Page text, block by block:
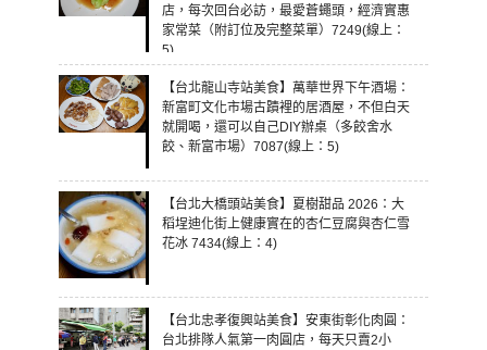
店，每次回台必訪，最愛蒼蠅頭，經濟實惠
家常菜（附訂位及完整菜單）7249(線上：
5)
【台北龍山寺站美食】萬華世界下午酒場：
新富町文化市場古蹟裡的居酒屋，不但白天
就開喝，還可以自己DIY辦桌（多餃舍水
餃、新富市場）7087(線上：5)
【台北大橋頭站美食】夏樹甜品 2026：大
稻埕迪化街上健康實在的杏仁豆腐與杏仁雪
花冰 7434(線上：4)
【台北忠孝復興站美食】安東街彰化肉圓：
台北排隊人氣第一肉圓店，每天只賣2小